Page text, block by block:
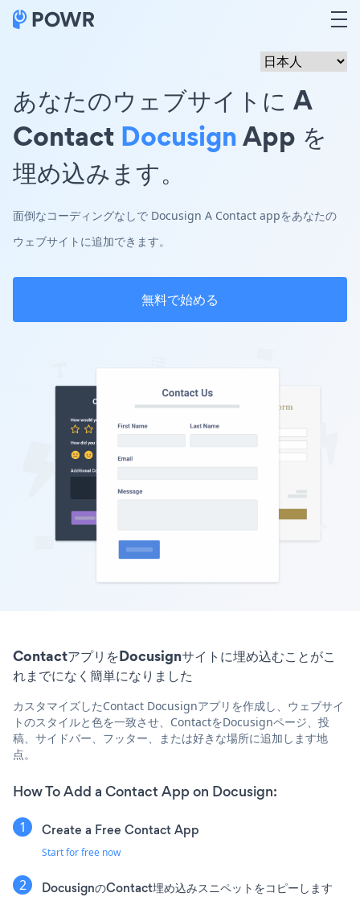
あなたのウェブサイトに A
Contact DocusignApp を
埋め込みます。
面倒なコーディングなしで Docusign A Contact appをあなたの
ウェブサイトに追加できます。
無料で始める
ContactアプリをDocusignサイトに埋め込むことがこ
れまでになく簡単になりました
カスタマイズしたContact Docusignアプリを作成し、ウェブサイ
トのスタイルと色を一致させ、ContactをDocusignページ、投
稿、サイドバー、フッター、または好きな場所に追加します地
点。
How To Add a Contact App on Docusign:
Create a Free Contact App
Start for free now
DocusignのContact埋め込みスニペットをコピーします